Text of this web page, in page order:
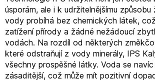
úsporám, ale i k udržitelnějšímu
vody probíhá bez chemických látek,
zatížení přírody a žádné nežádoucí
vodách. Na rozdíl od některých
které odstraňují z vody minerály, IPS
všechny prospěšné látky. Voda se
zásaditější, což může mít pozitivní